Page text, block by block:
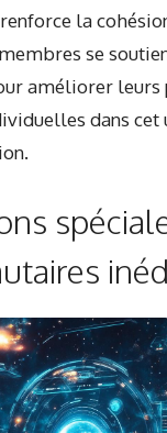
la
se
améliorer leurs
dans cet